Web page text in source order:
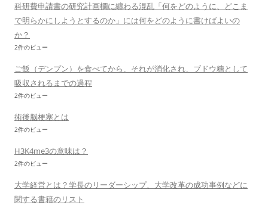
科研費申請書の研究計画欄に纏わる混乱「何をどのように、どこま
で明らかにしようとするのか」には何をどのように書けばよいの
か？
2件のビュー
ご飯（デンプン）を食べてから、それが消化され、ブドウ糖として
吸収されるまでの過程
2件のビュー
術後脳梗塞とは
2件のビュー
H3K4me3の意味は？
2件のビュー
大学経営とは？学長のリーダーシップ、大学改革の成功事例などに
関する書籍のリスト